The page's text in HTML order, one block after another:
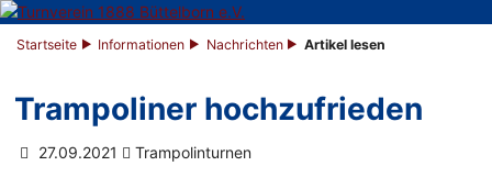
Startseite Informationen Nachrichten Artikel lesen
Trampoliner hochzufrieden
27.09.2021 Trampolinturnen